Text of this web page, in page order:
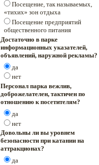
Посещение, так называемых,
«тихих» зон отдыха
Посещение предприятий
общественного питания
Достаточно в парке
информационных указателей,
объявлений, наружной рекламы?
да
нет
Персонал парка вежлив,
доброжелателен, тактичен по
отношению к посетителям?
да
нет
Довольны ли вы уровнем
безопасности при катании на
аттракционах?
да